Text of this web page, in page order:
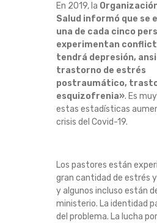
En 2019, la
Salud informó que se
una de cada cinco
experimentan
tendrá depresión,
trastorno de estrés
postraumático,
esquizofrenia». Es
estas estadísticas
crisis del Covid-19.
Los pastores están
gran cantidad de estrés
y algunos incluso están
ministerio. La identidad
del problema. La lucha